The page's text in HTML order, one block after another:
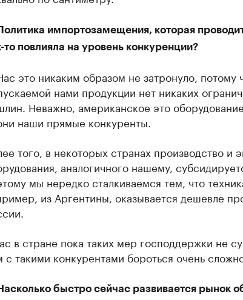
импортозамещения, которая
то повлияла на уровень конкуренции?
это никаким образом не затронуло, потому
нами продукции нет никаких
Неважно, американское это
наши прямые конкуренты.
того, в некоторых странах производство и
аналогичного нашему,
мы нередко сталкиваемся тем, что
из Аргентины, оказывается дешевле
в стране пока таких мер господдержки не
с такими конкурентами бороться очень
быстро сейчас развивается рынок